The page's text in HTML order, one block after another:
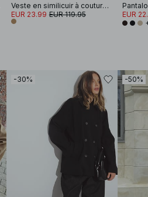
Veste en similicuir à coutures apparentes
EUR 23.99 EUR 119.95
EUR
-30% -50%